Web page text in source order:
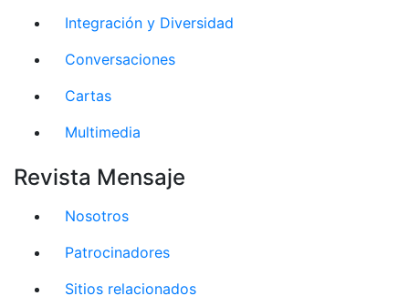
Integración y Diversidad
Conversaciones
Cartas
Multimedia
Revista Mensaje
Nosotros
Patrocinadores
Sitios relacionados